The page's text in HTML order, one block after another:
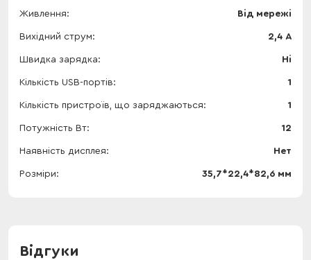
Живлення Від мережі
Вихідний струм 2,4 А
Швидка зарядка Ні
Кількість USB-портів 1
Кількість пристроїв, що заряджаються 1
Потужність Вт 12
Наявність дисплея Нет
Розміри 35,7*22,4*82,6 мм
Відгуки